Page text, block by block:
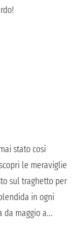
stato così
le meraviglie
sul traghetto per
in ogni
maggio a...